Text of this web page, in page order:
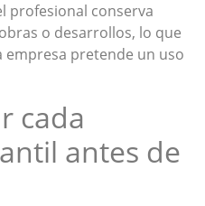
profesional conserva
o desarrollos, lo que
empresa pretende un uso
cada
antes de